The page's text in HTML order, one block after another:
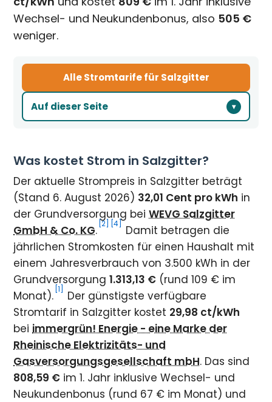
Wechsel- und Neukundenbonus, also 505 €
weniger.
Auf dieser Seite
Alle Stromtarife für Salzgitter
Was kostet Strom in Salzgitter?
Der aktuelle Strompreis in Salzgitter beträgt
(Stand 6. August 2026) 32,01 Cent pro kWh in
der Grundversorgung beiWEVG Salzgitter
GmbH & Co. KG. [2] [4] Damit betragen die
jährlichen Stromkosten für einen Haushalt mit
einem Jahresverbrauch von 3.500 kWh in der
Grundversorgung1.313,13 € (rund 109 € im
Monat). [1]
Der günstigste verfügbare
Stromtarif in Salzgitter kostet 29,98 ct/kWh
beiimmergrün! Energie - eine Marke der
Rheinische Elektrizitäts- und
Gasversorgungsgesellschaft mbH. Das sind
808,59 € im 1. Jahr inklusive Wechsel- und
Neukundenbonus (rund 67 € im Monat) und